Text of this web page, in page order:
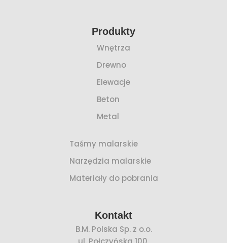
Produkty
Wnętrza
Drewno
Elewacje
Beton
Metal
Taśmy malarskie
Narzędzia malarskie
Materiały do pobrania
Kontakt
B.M. Polska Sp. z o.o.